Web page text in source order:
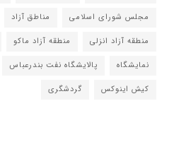
مجلس شورای اسلامی
مناطق آزاد
منطقه آزاد انزلی
منطقه آزاد ماکو
نمایشگاه
پالایشگاه نفت بندرعباس
کیش اینوکس
گردشگری